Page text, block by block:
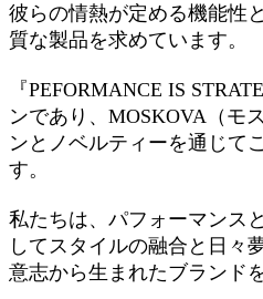
彼らの情熱が定める機能性
質な製品を求めています。
『PEFORMANCE IS
ンであり、MOSKOVA（モ
ンとノベルティーを通じて
す。
私たちは、パフォーマンス
してスタイルの融合と日々
意志から生まれたブランド